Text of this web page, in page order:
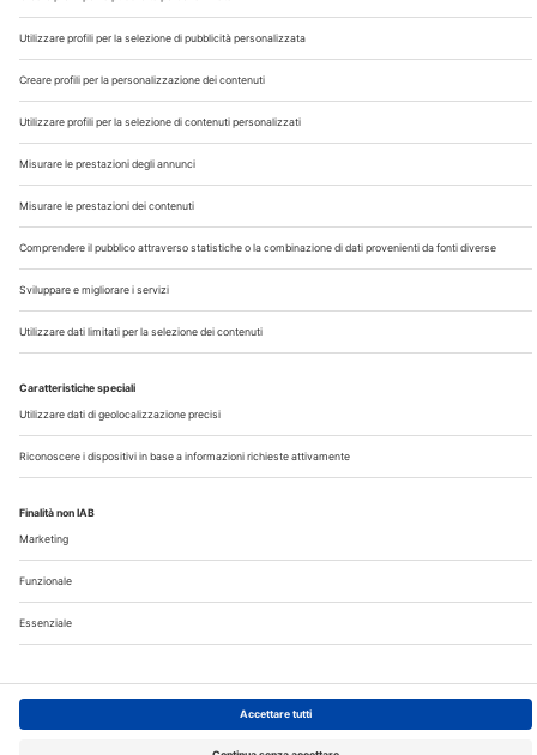
Chi Siamo
Note Legali
Privacy
©2026 Edra S.p.a | www.edraspa.it | P.iva 08056040960
| Tel. 02/881841 | Sede legale: Viale Enrico Forlanini 21 -
20134 Milano (Italy)
5/05/2022